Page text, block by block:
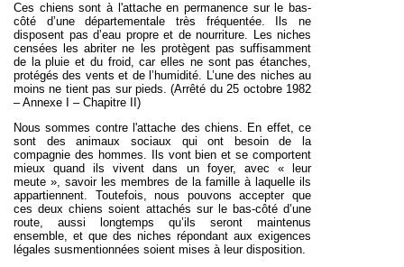
Ces chiens sont à l'attache en permanence sur le bas-
côté d’une départementale très fréquentée. Ils ne
disposent pas d’eau propre et de nourriture. Les niches
censées les abriter ne les protègent pas suffisamment
de la pluie et du froid, car elles ne sont pas étanches,
protégés des vents et de l’humidité. L’une des niches au
moins ne tient pas sur pieds.(Arrêté du 25 octobre 1982
– Annexe I – Chapitre II)
Nous sommes contre l'attache des chiens. En effet, ce
sont des animaux sociaux qui ont besoin de la
compagnie des hommes. Ils vont bien et se comportent
mieux quand ils vivent dans un foyer, avec « leur
meute », savoir les membres de la famille à laquelle ils
appartiennent. Toutefois, nous pouvons accepter que
ces deux chiens soient attachés sur le bas-côté d’une
route, aussi longtemps qu’ils seront maintenus
ensemble, et que des niches répondant aux exigences
légales susmentionnées soient mises à leur disposition.